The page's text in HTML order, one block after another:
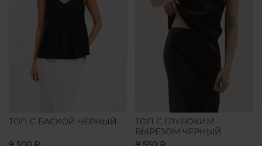
ТОП С БАСКОЙ ЧЕРНЫЙ
ТОП С ГЛУБОКИМ
ВЫРЕЗОМ ЧЕРНЫЙ